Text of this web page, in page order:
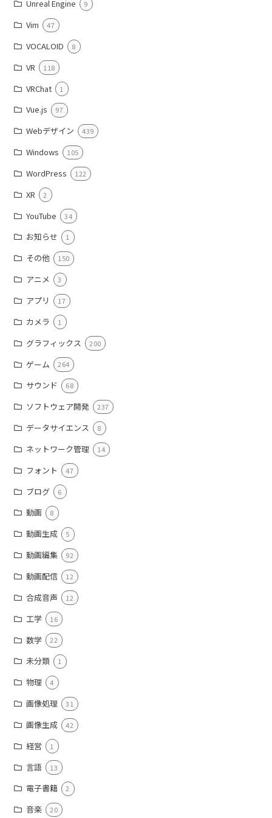
Unreal Engine 9
Vim 47
VOCALOID 8
VR 118
VRChat 1
Vue.js 97
Webデザイン 439
Windows 105
WordPress 122
XR 2
YouTube 34
お知らせ 1
その他 150
アニメ 3
アプリ 17
カメラ 1
グラフィックス 200
ゲーム 264
サウンド 68
ソフトウェア開発 237
データサイエンス 8
ネットワーク管理 14
フォント 47
ブログ 6
動画 8
動画生成 5
動画編集 92
動画配信 12
合成音声 12
工学 16
数学 22
未分類 1
物理 4
画像処理 31
画像生成 42
経営 1
言語 13
電子書籍 2
音楽 20